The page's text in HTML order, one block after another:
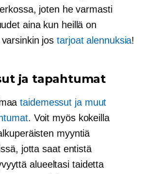
joten he varmasti
aina kun heillä on
varsinkin jostarjoat alennuksia!
ja tapahtumat
taidemessut ja muut
. Voit myös kokeilla
myyntiä
jotta saat entistä
alueeltasi taidetta